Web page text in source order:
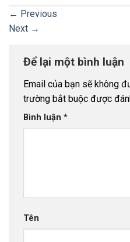
← Previous
Next →
Để lại một bình luận
Email của bạn sẽ không
trường bắt buộc được
Bình luận *
Tên